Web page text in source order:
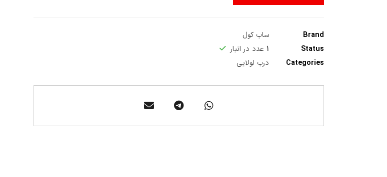
Brand
ساب کول
Status
۱ عدد در انبار
Categories
درب لولایی